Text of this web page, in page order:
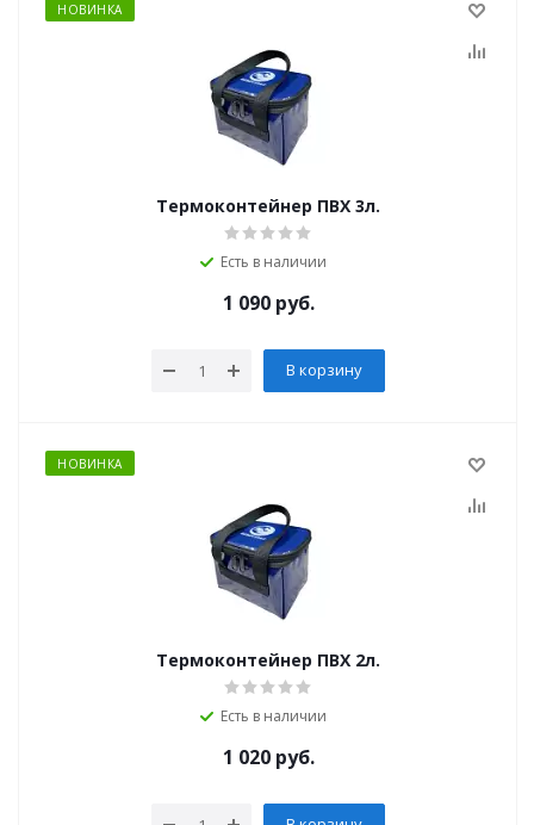
НОВИНКА
Термоконтейнер ПВХ 3л.
Есть в наличии
1 090руб.
В корзину
НОВИНКА
Термоконтейнер ПВХ 2л.
Есть в наличии
1 020руб.